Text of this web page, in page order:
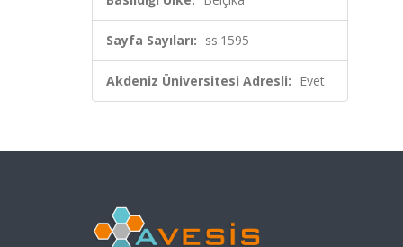
Sayfa Sayıları: ss.1595
Akdeniz Üniversitesi Adresli: Evet